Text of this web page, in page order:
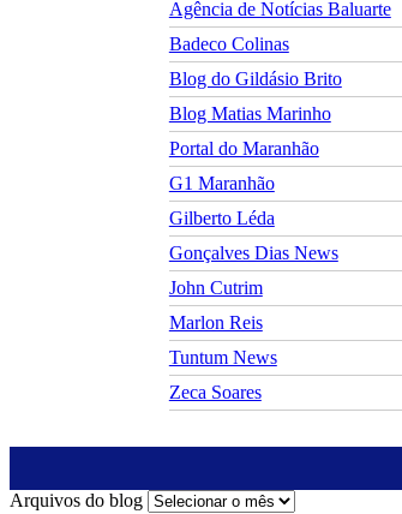
Agência de Notícias Baluarte
Badeco Colinas
Blog do Gildásio Brito
Blog Matias Marinho
Portal do Maranhão
G1 Maranhão
Gilberto Léda
Gonçalves Dias News
John Cutrim
Marlon Reis
Tuntum News
Zeca Soares
Arquivos do blog